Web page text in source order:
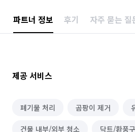
파트너 정보 후기 자주 묻는 질
제공 서비스
폐기물 처리 곰팡이 제거
건물 내부/외부 청소 닥트/환풍